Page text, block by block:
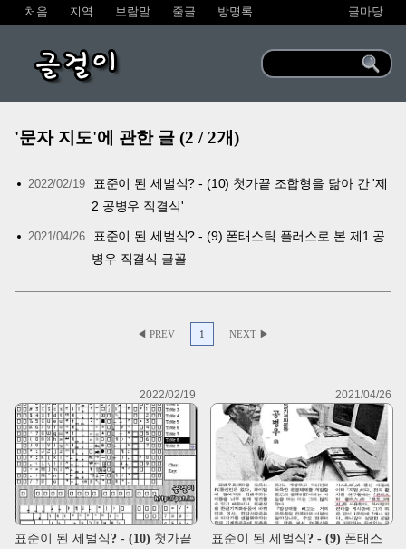
처음 지역 보람말 줄글 방명록 글마당
글걸이
'문자 지도'에 관한 글 (2 / 2개)
2022/02/19
표준이 된 세벌식? - (10) 첫가끝 조합형을 닮아 간 '제
2 공병우 직결식'
2021/04/26
표준이 된 세벌식? - (9) 폰태스틱 플러스로 본 제1 공
병우 직결식 글꼴
◀ PREV 1 NEXT ▶
2022/02/19
표준이 된 세벌식? - (10) 첫가끝
2021/04/26
표준이 된 세벌식? - (9) 폰태스